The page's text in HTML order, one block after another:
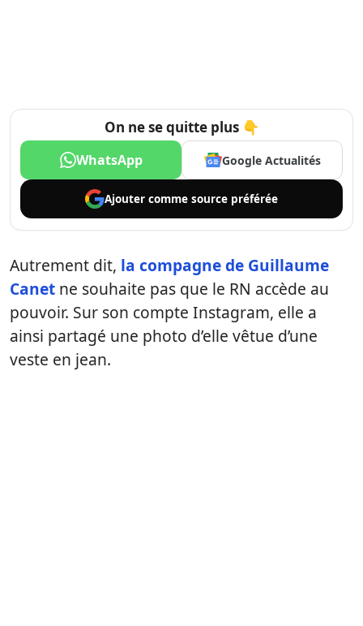
On ne se quitte plus 👇
WhatsApp Google Actualités
Ajouter comme source préférée
Autrement dit, la compagne de Guillaume
Canet ne souhaite pas que le RN accède au
pouvoir. Sur son compte Instagram, elle a
ainsi partagé une photo d’elle vêtue d’une
veste en jean.